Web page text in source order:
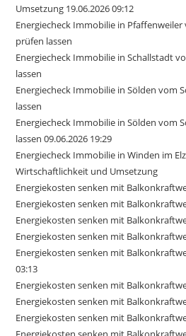
Umsetzung 19.06.2026 09:12
Energiecheck Immobilie in
prüfen lassen
Energiecheck Immobilie in Schallstadt
lassen
Energiecheck Immobilie in Sölden vom
lassen
Energiecheck Immobilie in Sölden vom
lassen 09.06.2026 19:29
Energiecheck Immobilie in Winden im
Wirtschaftlichkeit und Umsetzung
Energiekosten senken mit
Energiekosten senken mit
Energiekosten senken mit
Energiekosten senken mit
Energiekosten senken mit
03:13
Energiekosten senken mit
Energiekosten senken mit
Energiekosten senken mit